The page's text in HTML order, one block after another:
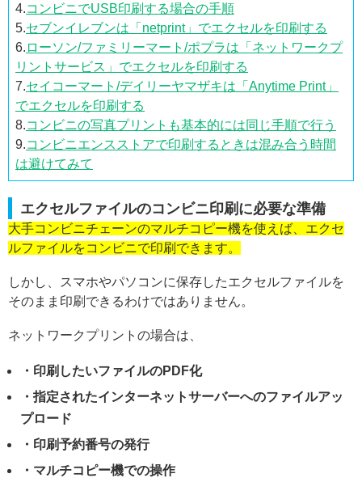
4.コンビニでUSB印刷する場合の手順
5.セブンイレブンは「netprint」でエクセルを印刷する
6. ローソン/ファミリーマート/ポプラは「ネットワークプ
リントサービス」でエクセルを印刷する
7.セイコーマート/デイリーヤマザキは「Anytime Print」
でエクセルを印刷する
8.コンビニの写真プリントも基本的には同じ手順で行う
9.コンビニエンスストアで印刷するときは混み合う時間
は避けてみて
エクセルファイルのコンビニ印刷に必要な準備
大手コンビニチェーンのマルチコピー機を使えば、エクセ
ルファイルをコンビニで印刷できます。
しかし、スマホやパソコンに保存したエクセルファイルを
そのまま印刷できるわけではありません。
ネットワークプリントの場合は、
・印刷したいファイルのPDF化
・指定されたインターネットサーバーへのファイルアッ
プロード
・印刷予約番号の発行
・マルチコピー機での操作